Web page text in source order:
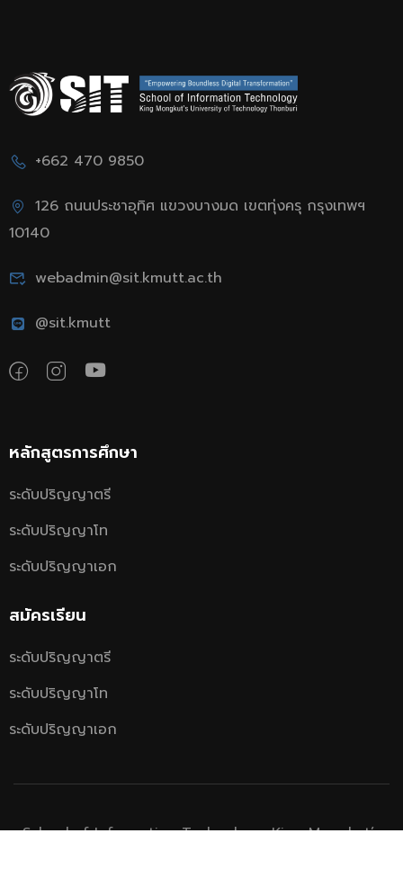
+662 470 9850
126 ถนนประชาอุทิศ แขวงบางมด เขตทุ่งครุ กรุงเทพฯ
10140
webadmin@sit.kmutt.ac.th
@sit.kmutt
หลักสูตรการศึกษา
ระดับปริญญาตรี
ระดับปริญญาโท
ระดับปริญญาเอก
สมัครเรียน
ระดับปริญญาตรี
ระดับปริญญาโท
ระดับปริญญาเอก
School of Information Technology, King Mongkut’s